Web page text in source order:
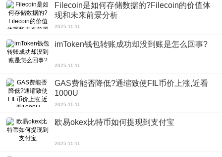
Filecoin是如何存储数据的?Filecoin的价值体
现和未来前景分析
2025-11-11
imToken钱包转账成功却没到账是怎么回事?
2025-11-11
GAS费能否降低?通缩致使FIL币价上涨,近看
1000U
2025-11-11
欧易okex比特币如何提现到支付宝
2025-11-11